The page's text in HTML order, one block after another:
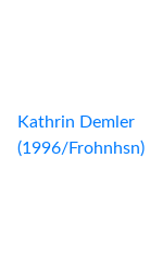
Kathrin Demler
(1996/Frohnhsn)